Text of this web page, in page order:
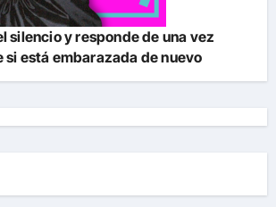
silencio y responde de una vez
si está embarazada de nuevo